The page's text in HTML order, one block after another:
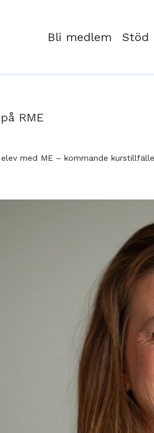
Bli medlem Stöd
RME
med ME – kommande